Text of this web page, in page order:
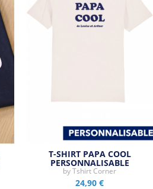
T-SHIRT PAPA COOL
PERSONNALISABLE
byTshirt Corner
24,90 €